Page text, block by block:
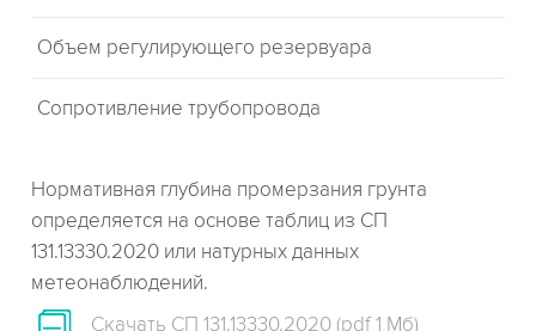
Объем регулирующего резервуара
Сопротивление трубопровода
Нормативная глубина промерзания грунта
определяется на основе таблиц из СП
131.13330.2020 или натурных данных
метеонаблюдений.
Скачать СП 131.13330.2020 (pdf 1 Мб)